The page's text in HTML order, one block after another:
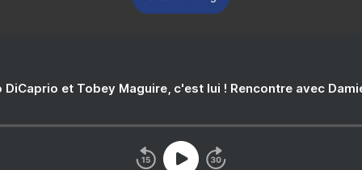
DiCaprio et Tobey Maguire, c'est lui ! Rencontre avec